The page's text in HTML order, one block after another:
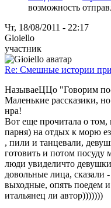
возможность
Чт, 18/08/2011 - 22:17
Gioiello
участник
Re: Смешные истории при
НазываеЦЦо "Говорим
Маленькие рассказики,
нра!
Вот еще прочитала о
парня) на отдых к морю
, пили и танцевали,
готовить и потом посуду
люди увиделичто
довольные лица,
выходные, опять поедем
итальянец ли автор)))))))